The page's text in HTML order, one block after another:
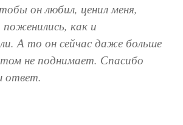
он любил, ценил меня,
как и
А то он сейчас даже больше
не поднимает. Спасибо
ответ.